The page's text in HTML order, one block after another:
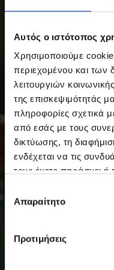
Αυτός ο ιστότοπος
Χρησιμοποιούμε
περιεχομένου και των
λειτουργιών
της επισκεψιμότητάς
πληροφορίες σχετικά
από εσάς με τους
δικτύωσης, τη
ενδέχεται να τις
τους έχετε παράσχει ή
συγκατάθεσης
Απαραίτητο
Προτιμήσεις